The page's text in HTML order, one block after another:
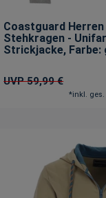
Coastguard
Stehkragen -
Strickjacke, Farbe:
UVP 59,99 €
*inkl. ges.